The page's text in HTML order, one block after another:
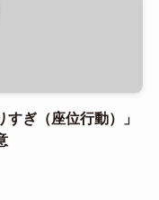
すぎ（座位行動）」